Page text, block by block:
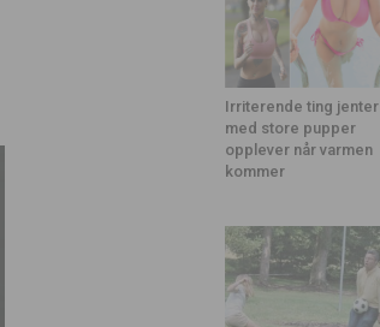
Irriterende ting jenter
med store pupper
opplever når varmen
kommer